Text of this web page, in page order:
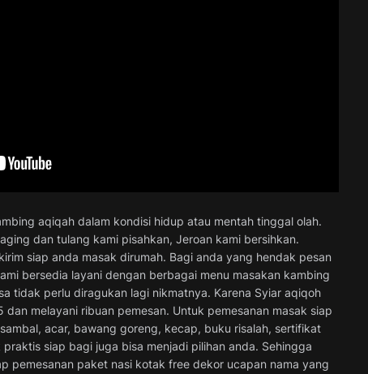
aqiqah dalam kondisi hidup atau mentah tinggal olah.
dan tulang kami pisahkan, Jeroan kami bersihkan.
siap anda masak dirumah. Bagi anda yang hendak pesan
bersedia layani dengan berbagai menu masakan kambing
tidak perlu diragukan lagi nikmatnya. Karena Syiar aqiqoh
melayani ribuan pemesan. Untuk pemesanan masak siap
acar, bawang goreng, kecap, buku risalah, sertifikat
siap bagi juga bisa menjadi pilihan anda. Sehingga
pemesanan paket nasi kotak free dekor ucapan nama yang